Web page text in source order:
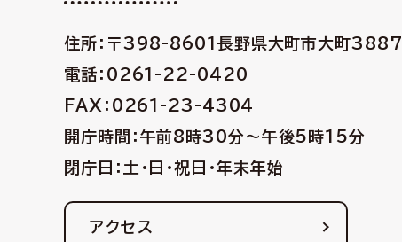
住所：〒398-8601 長野県大町市大町3887
電話：0261-22-0420
FAX：0261-23-4304
開庁時間：午前8時30分〜午後5時15分
閉庁日：土・日・祝日・年末年始
アクセス